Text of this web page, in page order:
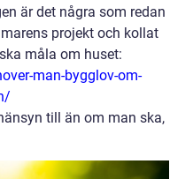
är det några som redan
projekt och kollat
måla om huset:
man-bygglov-om-
till än om man ska,